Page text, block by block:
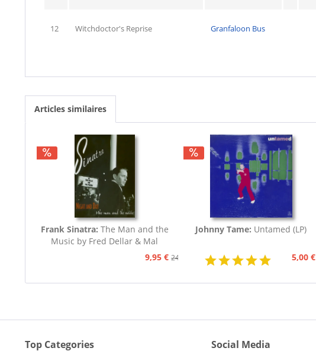
12 Witchdoctor's Reprise Granfaloon Bus
Articles similaires
Frank Sinatra: The Man and the
Music by Fred Dellar & Mal
9,95 € 24,95 €
Johnny Tame: Untamed (LP)
5,00 €
Top Categories Social Media